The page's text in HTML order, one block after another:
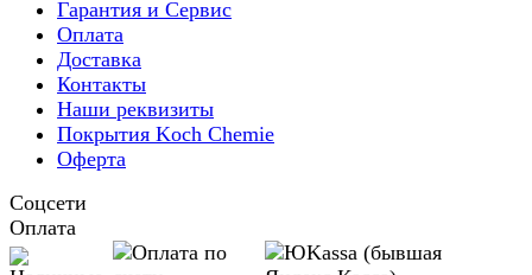
Гарантия и Сервис
Оплата
Доставка
Контакты
Наши реквизиты
Покрытия Koch Chemie
Оферта
Соцсети
Оплата